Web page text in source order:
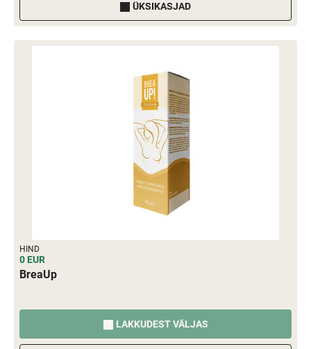
ÜKSIKASJAD
HIND
0 EUR
BreaUp
LAKKUDEST VÄLJAS